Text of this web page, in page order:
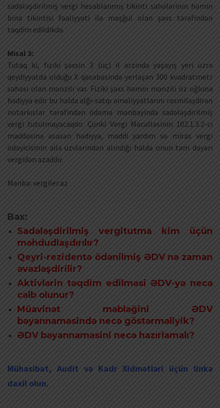
sadələşdirilmiş vergi hesablanmış tikinti sahələrinin həmin
bina tikintisi fəaliyyəti ilə məşğul olan şəxs tərəfindən
təqdim edildikdə.
Misal 3:
Tutaq ki, fiziki şəxsin 3 (üç) il ərzində yaşayış yeri üzrə
qeydiyyatda olduğu X qəsəbəsində yerləşən 300 kvadratmetr
sahəsi olan mənzili var. Fiziki şəxs həmin mənzili öz oğluna
hədiyyə edir bu halda alğı-satqı əməliyyatlarını rəsmiləşdirən
notariuslar tərəfindən ödəmə mənbəyində sadələşdirilmiş
vergi tutulmayacaqdır. Çünki Vergi Məcəlləsinin 102.1.3.2-ci
maddəsinə əsasən hədiyyə, maddi yardım və miras vergi
ödəyicisinin ailə üzvlərindən alındığı halda onun tam dəyəri
vergidən azaddır.
Mənbə: vergiler.az
Bax:
Sadələşdirilmiş vergitutma kim üçün
məhdudlaşdırılır?
Qeyri-rezidentə ödənilmiş ƏDV nə zaman
əvəzləşdirilir?
Aktivlərin təqdim edilməsi ƏDV-yə necə
cəlb olunur?
Müavinət məbləğini ƏDV
bəyannaməsində necə göstərməliyik?
ƏDV bəyannaməsini necə hazırlamalı?
Mühasibat, Audit və Kadr Xidmətləri üçün linkə
daxil olun.